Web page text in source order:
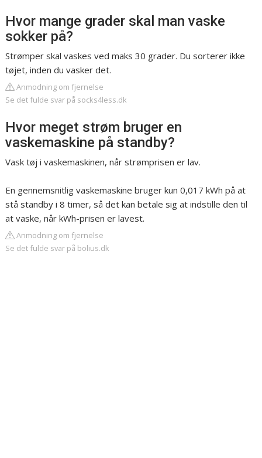
Hvor mange grader skal man vaske
sokker på?
Strømper skal vaskes ved maks 30 grader. Du sorterer ikke
tøjet, inden du vasker det.
Anmodning om fjernelse
Se det fulde svar på socks4less.dk
Hvor meget strøm bruger en
vaskemaskine på standby?
Vask tøj i vaskemaskinen, når strømprisen er lav.
En gennemsnitlig vaskemaskine bruger kun 0,017 kWh på at
stå standby i 8 timer, så det kan betale sig at indstille den til
at vaske, når kWh-prisen er lavest.
Anmodning om fjernelse
Se det fulde svar på bolius.dk